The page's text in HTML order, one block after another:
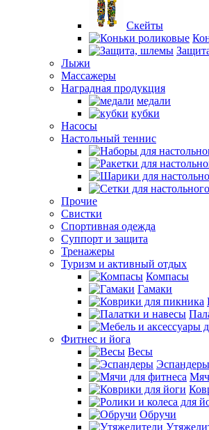
Скейты
Лыжи
Массажеры
Наградная продукция
медали
кубки
Насосы
Настольный теннис
Прочие
Свистки
Спортивная одежда
Суппорт и защита
Тренажеры
Туризм и активный отдых
Компасы
Гамаки
Фитнес и йога
Весы
Эспандеры
Обручи